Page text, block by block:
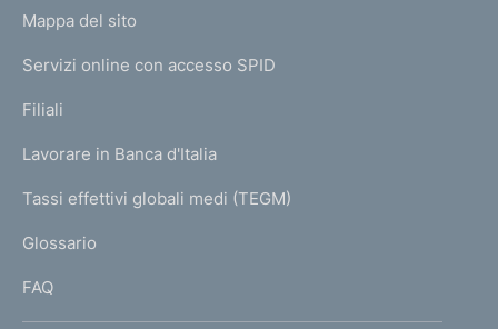
m
e
a
g
L
N
K
T
I
I
Mappa del sito
Servizi online con accesso SPID
Filiali
Lavorare in Banca d'Italia
Tassi effettivi globali medi (TEGM)
Glossario
FAQ